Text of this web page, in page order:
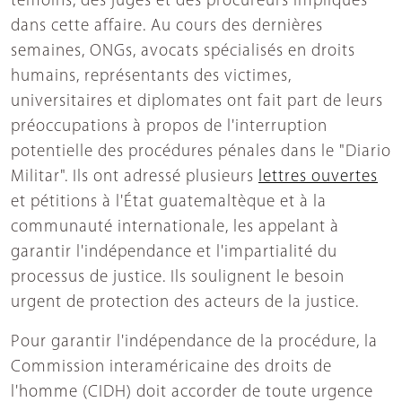
dans cette affaire. Au cours des dernières
semaines, ONGs, avocats spécialisés en droits
humains, représentants des victimes,
universitaires et diplomates ont fait part de leurs
préoccupations à propos de l'interruption
potentielle des procédures pénales dans le "Diario
Militar". Ils ont adressé plusieurs lettres ouvertes
et pétitions à l'État guatemaltèque et à la
communauté internationale, les appelant à
garantir l'indépendance et l'impartialité du
processus de justice. Ils soulignent le besoin
urgent de protection des acteurs de la justice.
Pour garantir l'indépendance de la procédure, la
Commission interaméricaine des droits de
l'homme (CIDH) doit accorder de toute urgence